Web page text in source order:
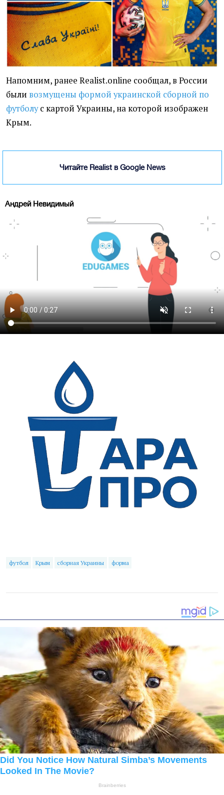
Напомним, ранее Realist.online сообщал, в России
были возмущены формой украинской сборной по
футболус картой Украины, на которой изображен
Крым.
Читайте Realist в Google News
Андрей Невидимый
футбол Крым сборная Украины форма